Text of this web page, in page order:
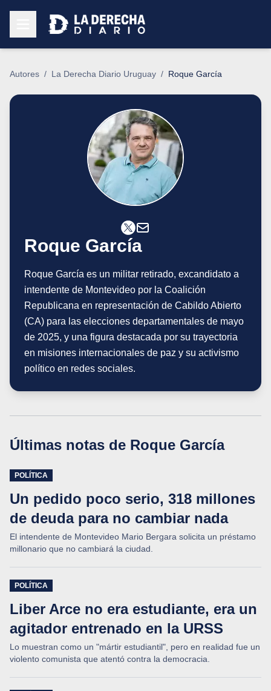
Autores / La Derecha Diario Uruguay / Roque García
Roque García
Roque García es un militar retirado, excandidato a
intendente de Montevideo por la Coalición
Republicana en representación de Cabildo Abierto
(CA) para las elecciones departamentales de mayo
de 2025, y una figura destacada por su trayectoria
en misiones internacionales de paz y su activismo
político en redes sociales.
Últimas notas de Roque García
POLÍTICA
Un pedido poco serio, 318 millones
de deuda para no cambiar nada
El intendente de Montevideo Mario Bergara solicita un préstamo
millonario que no cambiará la ciudad.
POLÍTICA
Liber Arce no era estudiante, era un
agitador entrenado en la URSS
Lo muestran como un "mártir estudiantil", pero en realidad fue un
violento comunista que atentó contra la democracia.